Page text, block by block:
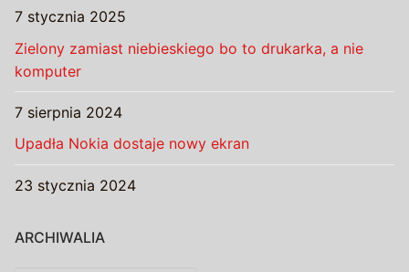
7 stycznia 2025
Zielony zamiast niebieskiego bo to drukarka, a nie
komputer
7 sierpnia 2024
Upadła Nokia dostaje nowy ekran
23 stycznia 2024
ARCHIWALIA